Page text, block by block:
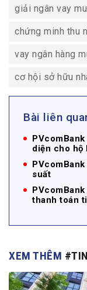
giải ngân vay
chứng minh thu
vay ngân hàng
cơ hội sở hữu
Bài liên
diện cho hộ
suất
thanh toán
XEM THÊM